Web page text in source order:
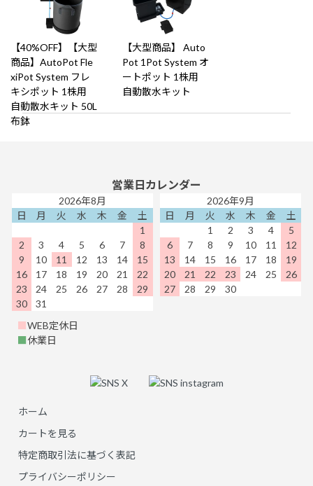
【40%OFF】【大型
商品】AutoPot Fle
xiPot System フレ
キシポット 1株用
自動散水キット 50L
布鉢
【大型商品】 Auto
Pot 1Pot System オ
ートポット 1株用
自動散水キット
営業日カレンダー
2026年8月
日
月 火 水 木 金
土
1
2
3 4 5 6 7
8
9
10 11 12 13 14
15
16
17 18 19 20 21
22
23
24 25 26 27 28
29
30
31
2026年9月
日
月 火 水 木 金
土
1
2 3 4
5
6
7 8 9 10 11
12
13
14 15 16 17 18
19
20
21 22 23 24 25
26
27
28 29 30
■WEB定休日
■休業日
ホーム
カートを見る
特定商取引法に基づく表記
プライバシーポリシー